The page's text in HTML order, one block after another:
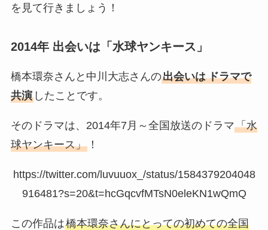
を見て行きましょう！
2014年 出会いは「水球ヤンキース」
橋本環奈さんと中川大志さんの出会いは ドラマで
共演したことです。
そのドラマは、2014年7月～全国放送のドラマ「水
球ヤンキース」！
https://twitter.com/luvuuox_/status/1584379204048
916481?s=20&t=hcGqcvfMTsN0eleKN1wQmQ
この作品は橋本環奈さんにとっての初めての全国